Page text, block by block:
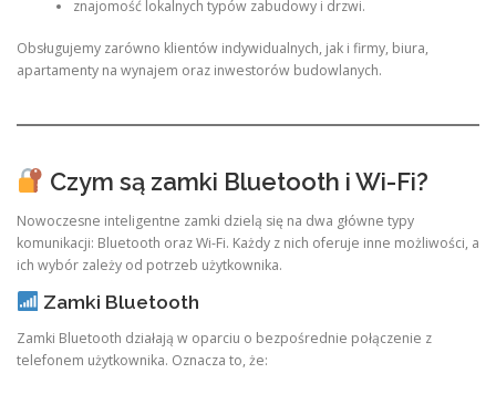
znajomość lokalnych typów zabudowy i drzwi.
Obsługujemy zarówno klientów indywidualnych, jak i firmy, biura,
apartamenty na wynajem oraz inwestorów budowlanych.
Czym są zamki Bluetooth i Wi-Fi?
Nowoczesne inteligentne zamki dzielą się na dwa główne typy
komunikacji: Bluetooth oraz Wi-Fi. Każdy z nich oferuje inne możliwości, a
ich wybór zależy od potrzeb użytkownika.
Zamki Bluetooth
Zamki Bluetooth działają w oparciu o bezpośrednie połączenie z
telefonem użytkownika. Oznacza to, że: